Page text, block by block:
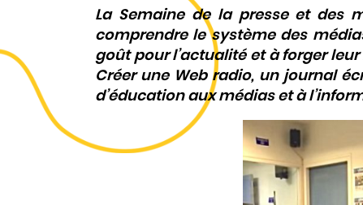
La Semaine de la presse et des
comprendre le système des
goût pour l’actualité et à forger
Créer une Web radio, un journal
d’éducation aux médias et à